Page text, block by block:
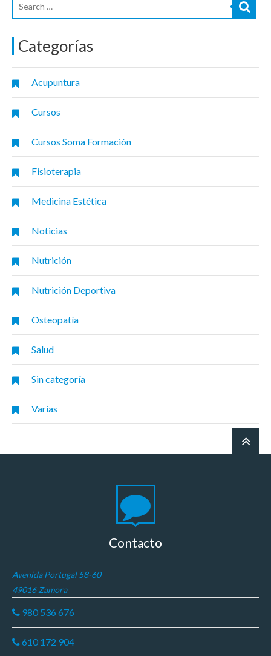
Categorías
Acupuntura
Cursos
Cursos Soma Formación
Fisioterapia
Medicina Estética
Noticias
Nutrición
Nutrición Deportiva
Osteopatía
Salud
Sin categoría
Varias
Contacto
Avenida Portugal 58-60
49016 Zamora
980 536 676
610 172 904